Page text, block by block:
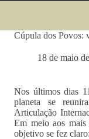
Cúpula dos Povos:
18 de maio
Nos últimos dias
planeta se
Articulação
Em meio aos mais
objetivo se fez